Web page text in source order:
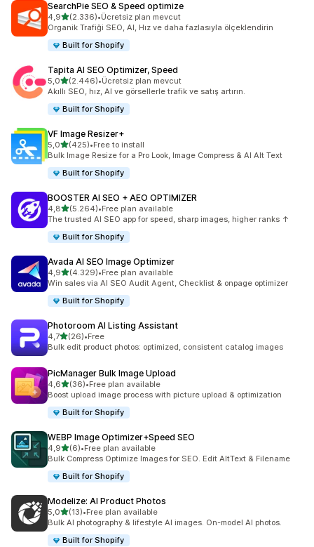
SearchPie SEO & Speed optimize
4,95 yıldız üzerinden
(2.336)
toplam 2336 değerlendirme
•Ücretsiz plan mevcut
Organik Trafiği SEO, AI, Hız ve daha fazlasıyla ölçeklendirin
Built for Shopify
Tapita AI SEO Optimizer, Speed
5,05 yıldız üzerinden
(2.446)
toplam 2446 değerlendirme
•Ücretsiz plan mevcut
Akıllı SEO, hız, AI ve görsellerle trafik ve satış artırın.
Built for Shopify
VF Image Resizer+
5,05 yıldız üzerinden
(425)
toplam 425 değerlendirme
•Free to install
Bulk Image Resize for a Pro Look, Image Compress & AI Alt Text
Built for Shopify
BOOSTER AI SEO + AEO OPTIMIZER
4,85 yıldız üzerinden
(5.264)
toplam 5264 değerlendirme
•Free plan available
The trusted AI SEO app for speed, sharp images, higher ranks ↑
Built for Shopify
Avada AI SEO Image Optimizer
4,95 yıldız üzerinden
(4.329)
toplam 4329 değerlendirme
•Free plan available
Win sales via AI SEO Audit Agent, Checklist & onpage optimizer
Built for Shopify
Photoroom AI Listing Assistant
4,75 yıldız üzerinden
(26)
toplam 26 değerlendirme
•Free
Bulk edit product photos: optimized, consistent catalog images
PicManager Bulk Image Upload
4,65 yıldız üzerinden
(36)
toplam 36 değerlendirme
•Free plan available
Boost upload image process with picture upload & optimization
Built for Shopify
WEBP Image Optimizer+Speed SEO
4,95 yıldız üzerinden
(6)
toplam 6 değerlendirme
•Free plan available
Bulk Compress Optimize Images for SEO. Edit AltText & Filename
Built for Shopify
Modelize: AI Product Photos
5,05 yıldız üzerinden
(13)
toplam 13 değerlendirme
•Free plan available
Bulk AI photography & lifestyle AI images. On-model AI photos.
Built for Shopify